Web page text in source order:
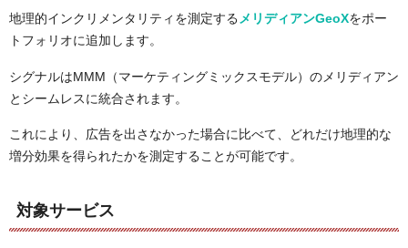
地理的インクリメンタリティを測定するメリディアンGeoXをポー
トフォリオに追加します。
シグナルはMMM（マーケティングミックスモデル）のメリディアン
とシームレスに統合されます。
これにより、広告を出さなかった場合に比べて、どれだけ地理的な
増分効果を得られたかを測定することが可能です。
対象サービス